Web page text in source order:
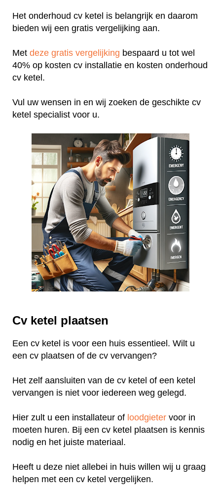
Het onderhoud cv ketel is belangrijk en daarom
bieden wij een gratis vergelijking aan.
Met deze gratis vergelijking bespaard u tot wel
40% op kosten cv installatie en kosten onderhoud
cv ketel.
Vul uw wensen in en wij zoeken de geschikte cv
ketel specialist voor u.
Cv ketel plaatsen
Een cv ketel is voor een huis essentieel. Wilt u
een cv plaatsen of de cv vervangen?
Het zelf aansluiten van de cv ketel of een ketel
vervangen is niet voor iedereen weg gelegd.
Hier zult u een installateur of loodgieter voor in
moeten huren. Bij een cv ketel plaatsen is kennis
nodig en het juiste materiaal.
Heeft u deze niet allebei in huis willen wij u graag
helpen met een cv ketel vergelijken.